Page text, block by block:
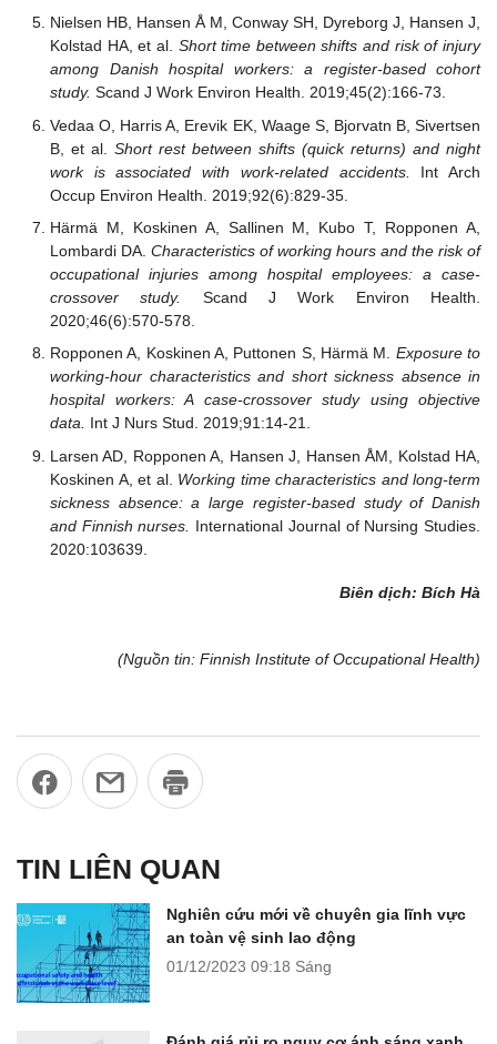
Nielsen HB, Hansen Å M, Conway SH, Dyreborg J, Hansen J,
Kolstad HA, et al. Short time between shifts and risk of injury
among Danish hospital workers: a register-based cohort
study. Scand J Work Environ Health. 2019;45(2):166-73.
Vedaa O, Harris A, Erevik EK, Waage S, Bjorvatn B, Sivertsen
B, et al.
Short rest between shifts (quick returns) and night
work is associated with work-related accidents.
Int Arch
Occup Environ Health. 2019;92(6):829-35.
Härmä M, Koskinen A, Sallinen M, Kubo T, Ropponen A,
Lombardi DA. Characteristics of working hours and the risk of
occupational injuries among hospital employees: a case-
crossover study. Scand J Work Environ Health.
2020;46(6):570-578.
Ropponen A, Koskinen A, Puttonen S, Härmä M. Exposure to
working-hour characteristics and short sickness absence in
hospital workers: A case-crossover study using objective
data. Int J Nurs Stud. 2019;91:14-21.
Larsen AD, Ropponen A, Hansen J, Hansen ÅM, Kolstad HA,
Koskinen A, et al. Working time characteristics and long-term
sickness absence: a large register-based study of Danish
and Finnish nurses.
International Journal of Nursing Studies.
2020:103639.
Biên dịch: Bích Hà
(Nguồn tin: Finnish Institute of Occupational Health)
TIN LIÊN QUAN
Nghiên cứu mới về chuyên gia lĩnh vực
an toàn vệ sinh lao động
01/12/2023 09:18 Sáng